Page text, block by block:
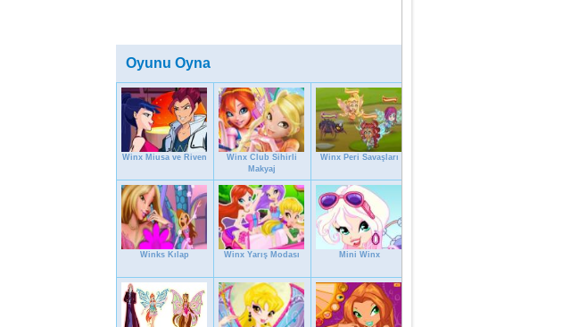
Oyunu Oyna
Winx Miusa ve Riven
Winx Club Sihirli
Makyaj
Winx Peri Savaşları
Winks Kılap Winx Yarış Modası Mini Winx